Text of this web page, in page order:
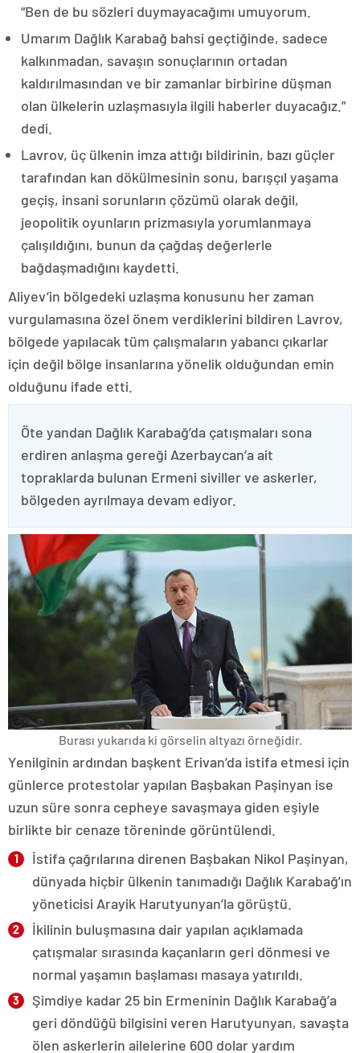
“Ben de bu sözleri duymayacağımı umuyorum.
Umarım Dağlık Karabağ bahsi geçtiğinde, sadece
kalkınmadan, savaşın sonuçlarının ortadan
kaldırılmasından ve bir zamanlar birbirine düşman
olan ülkelerin uzlaşmasıyla ilgili haberler duyacağız.”
dedi.
Lavrov, üç ülkenin imza attığı bildirinin, bazı güçler
tarafından kan dökülmesinin sonu, barışçıl yaşama
geçiş, insani sorunların çözümü olarak değil,
jeopolitik oyunların prizmasıyla yorumlanmaya
çalışıldığını, bunun da çağdaş değerlerle
bağdaşmadığını kaydetti.
Aliyev’in bölgedeki uzlaşma konusunu her zaman
vurgulamasına özel önem verdiklerini bildiren Lavrov,
bölgede yapılacak tüm çalışmaların yabancı çıkarlar
için değil bölge insanlarına yönelik olduğundan emin
olduğunu ifade etti.
Öte yandan Dağlık Karabağ’da çatışmaları sona
erdiren anlaşma gereği Azerbaycan’a ait
topraklarda bulunan Ermeni siviller ve askerler,
bölgeden ayrılmaya devam ediyor.
Burası yukarıda ki görselin altyazı örneğidir.
Yenilginin ardından başkent Erivan’da istifa etmesi için
günlerce protestolar yapılan Başbakan Paşinyan ise
uzun süre sonra cepheye savaşmaya giden eşiyle
birlikte bir cenaze töreninde görüntülendi.
İstifa çağrılarına direnen Başbakan Nikol Paşinyan,
dünyada hiçbir ülkenin tanımadığı Dağlık Karabağ’ın
yöneticisi Arayik Harutyunyan’la görüştü.
İkilinin buluşmasına dair yapılan açıklamada
çatışmalar sırasında kaçanların geri dönmesi ve
normal yaşamın başlaması masaya yatırıldı.
Şimdiye kadar 25 bin Ermeninin Dağlık Karabağ’a
geri döndüğü bilgisini veren Harutyunyan, savaşta
ölen askerlerin ailelerine 600 dolar yardım